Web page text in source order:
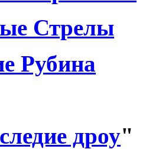
Стрелы
Рубина
дроу"